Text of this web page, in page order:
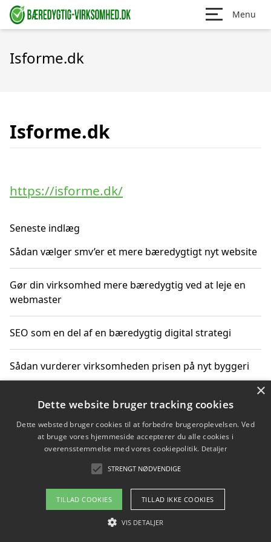
Menu
Isforme.dk
Isforme.dk
https://isforme.dk/
Seneste indlæg
Sådan vælger smv’er et mere bæredygtigt nyt website
Gør din virksomhed mere bæredygtig ved at leje en
webmaster
SEO som en del af en bæredygtig digital strategi
Sådan vurderer virksomheden prisen på nyt byggeri
Sådan får du hjælp til en hjemmeside uden binding
Copyright 2026 - Pilanto Aps
Om / kontakt
Blog Betingelser
×
Dette website bruger tracking cookies
Dette websted bruger cookies til at forbedre brugeroplevelsen. Ved
at bruge vores hjemmeside accepterer du alle cookies i
overensstemmelse med vores cookiepolitik. Detaljer
STRENGT NØDVENDIGE
TILLAD COOKIES TILLAD IKKE COOKIES
VIS DETALJER